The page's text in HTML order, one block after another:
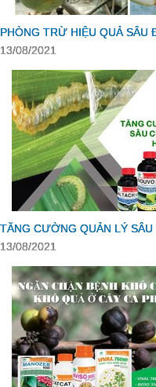
PHÒNG TRỪ HIỆU QUẢ SÂU
13/08/2021
TĂNG CƯỜNG QUẢN LÝ
13/08/2021